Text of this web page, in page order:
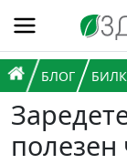
Премини към
Горна
Главна
НАЧАЛО
БЛОГ